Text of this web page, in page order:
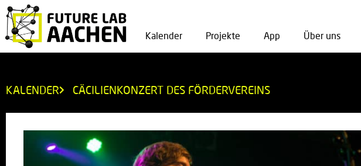
Kalender Projekte App Über uns
KALENDER CÄCILIENKONZERT DES FÖRDERVEREINS